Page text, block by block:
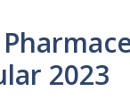
2023